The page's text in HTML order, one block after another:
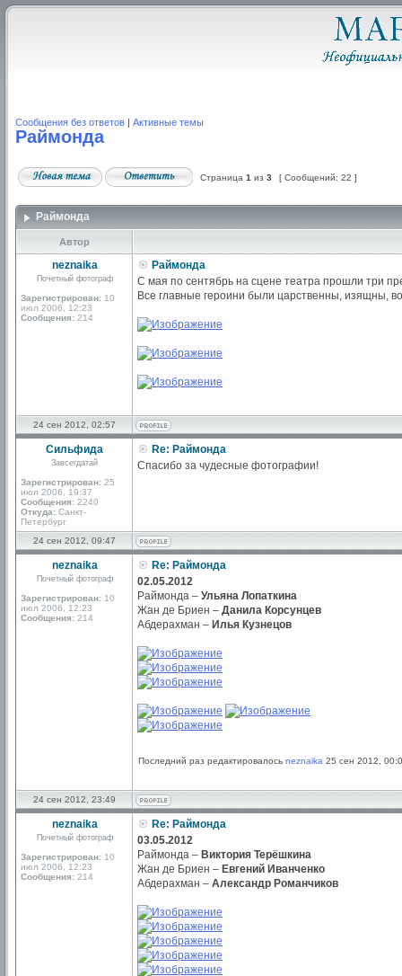
Сообщения без ответов | Активные темы
Раймонда
Страница 1 из 3 [ Сообщений: 22 ]
Раймонда
Автор
neznaika
Почетный фотограф
Зарегистрирован: 10
июл 2006, 12:23
Сообщения: 214
Раймонда
С мая по сентябрь на сцене театра прошли три
Все главные героини были царственны, изящны,
24 сен 2012, 02:57
Сильфида
Завсегдатай
Зарегистрирован: 25
июл 2006, 19:37
Сообщения: 2240
Откуда: Санкт-
Петербург
Re: Раймонда
Спасибо за чудесные фотографии!
24 сен 2012, 09:47
neznaika
Почетный фотограф
Зарегистрирован: 10
июл 2006, 12:23
Сообщения: 214
Re: Раймонда
02.05.2012
Раймонда – Ульяна Лопаткина
Жан де Бриен – Данила Корсунцев
Абдерахман – Илья Кузнецов
Последний раз редактировалось neznaika 25 сен 2012,
24 сен 2012, 23:49
neznaika
Почетный фотограф
Зарегистрирован: 10
июл 2006, 12:23
Сообщения: 214
Re: Раймонда
03.05.2012
Раймонда – Виктория Терёшкина
Жан де Бриен – Евгений Иванченко
Абдерахман – Александр Романчиков